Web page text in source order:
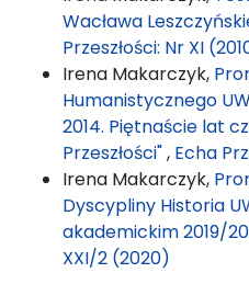
Wacława
Przeszłości: Nr XI
Irena Makarczyk,
Humanistycznego
2014. Piętnaście lat
Przeszłości", Echa
Irena Makarczyk,
Dyscypliny Historia
akademickim 2019/
XXI/2 (2020)